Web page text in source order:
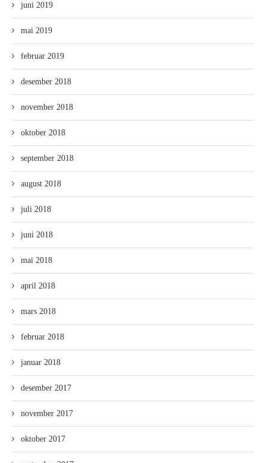
juni 2019
mai 2019
februar 2019
desember 2018
november 2018
oktober 2018
september 2018
august 2018
juli 2018
juni 2018
mai 2018
april 2018
mars 2018
februar 2018
januar 2018
desember 2017
november 2017
oktober 2017